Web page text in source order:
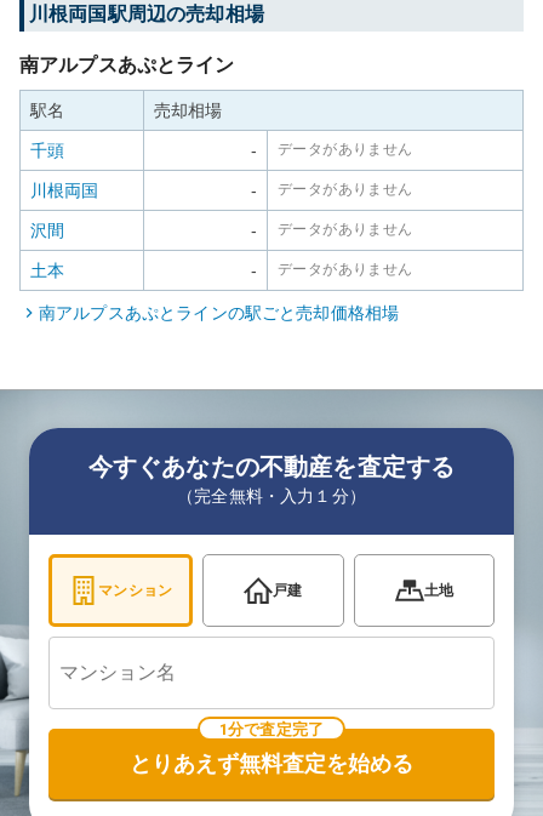
川根両国駅周辺の売却相場
南アルプスあぷとライン
駅名 売却相場
千頭 - データがありません
川根両国 - データがありません
沢間 - データがありません
土本 - データがありません
南アルプスあぷとラインの駅ごと売却価格相場
今すぐあなたの不動産を査定する
（完全無料・入力１分）
マンション 戸建 土地
1分で査定完了
とりあえず無料査定を始める